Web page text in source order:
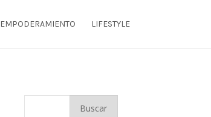
EMPODERAMIENTO LIFESTYLE